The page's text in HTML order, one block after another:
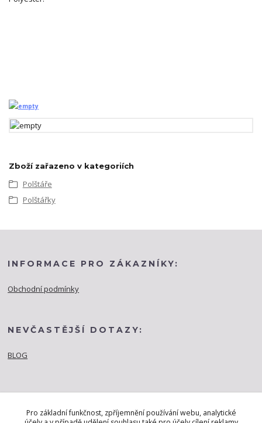
Zboží zařazeno v kategoriích
Polštáře
Polštářky
INFORMACE PRO ZÁKAZNÍKY:
Obchodní podmínky
NEVČASTĚJŠÍ DOTAZY:
BLOG
Pro základní funkčnost, zpříjemnění používání webu, analytické